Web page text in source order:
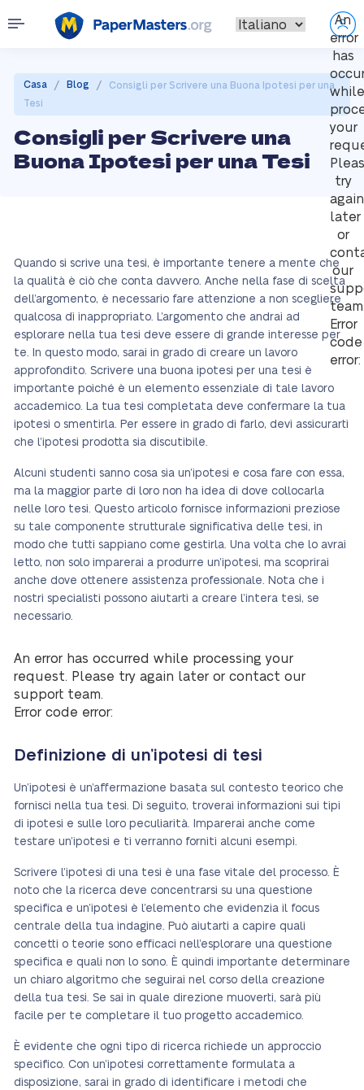
An
error
has
while
your
try
again
later
or
our
Error
code
error:
Casa / Blog /
Consigli per Scrivere una Buona Ipotesi per una
Tesi
Consigli per Scrivere una
Buona Ipotesi per una Tesi
Quando si scrive una tesi, è importante tenere a mente che
la qualità è ciò che conta davvero. Anche nella fase di scelta
dell’argomento, è necessario fare attenzione a non scegliere
qualcosa di inappropriato. L’argomento che andrai ad
esplorare nella tua tesi deve essere di grande interesse per
te. In questo modo, sarai in grado di creare un lavoro
approfondito. Scrivere una buona ipotesi per una tesi è
importante poiché è un elemento essenziale di tale lavoro
accademico. La tua tesi completata deve confermare la tua
ipotesi o smentirla. Per essere in grado di farlo, devi assicurarti
che l’ipotesi prodotta sia discutibile.
Alcuni studenti sanno cosa sia un’ipotesi e cosa fare con essa,
ma la maggior parte di loro non ha idea di dove collocarla
nelle loro tesi. Questo articolo fornisce informazioni preziose
su tale componente strutturale significativa delle tesi, in
modo che tutti sappiano come gestirla. Una volta che lo avrai
letto, non solo imparerai a produrre un’ipotesi, ma scoprirai
anche dove ottenere assistenza professionale. Nota che i
nostri specialisti possono aiutarti a creare l’intera tesi, se
necessario.
An error has occurred while processing your
request. Please try again later or contact our
support team.
Error code error:
Definizione di un’ipotesi di tesi
Un’ipotesi è un’affermazione basata sul contesto teorico che
fornisci nella tua tesi. Di seguito, troverai informazioni sui tipi
di ipotesi e sulle loro peculiarità. Imparerai anche come
testare un’ipotesi e ti verranno forniti alcuni esempi.
Scrivere l’ipotesi di una tesi è una fase vitale del processo. È
noto che la ricerca deve concentrarsi su una questione
specifica e un’ipotesi è l’elemento che evidenzia il focus
centrale della tua indagine. Può aiutarti a capire quali
concetti o teorie sono efficaci nell’esplorare una questione
specifica e quali non lo sono. È quindi importante determinare
un chiaro algoritmo che seguirai nel corso della creazione
della tua tesi. Se sai in quale direzione muoverti, sarà più
facile per te completare il tuo progetto accademico.
È evidente che ogni tipo di ricerca richiede un approccio
specifico. Con un’ipotesi correttamente formulata a
disposizione, sarai in grado di identificare i metodi che